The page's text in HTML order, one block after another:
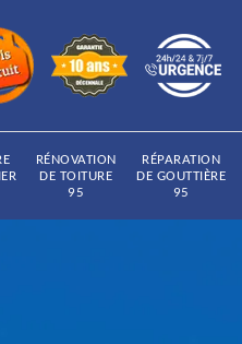
RÉNOVATION
DE TOITURE
95
RÉPARATION
DE GOUTTIÈRE
95